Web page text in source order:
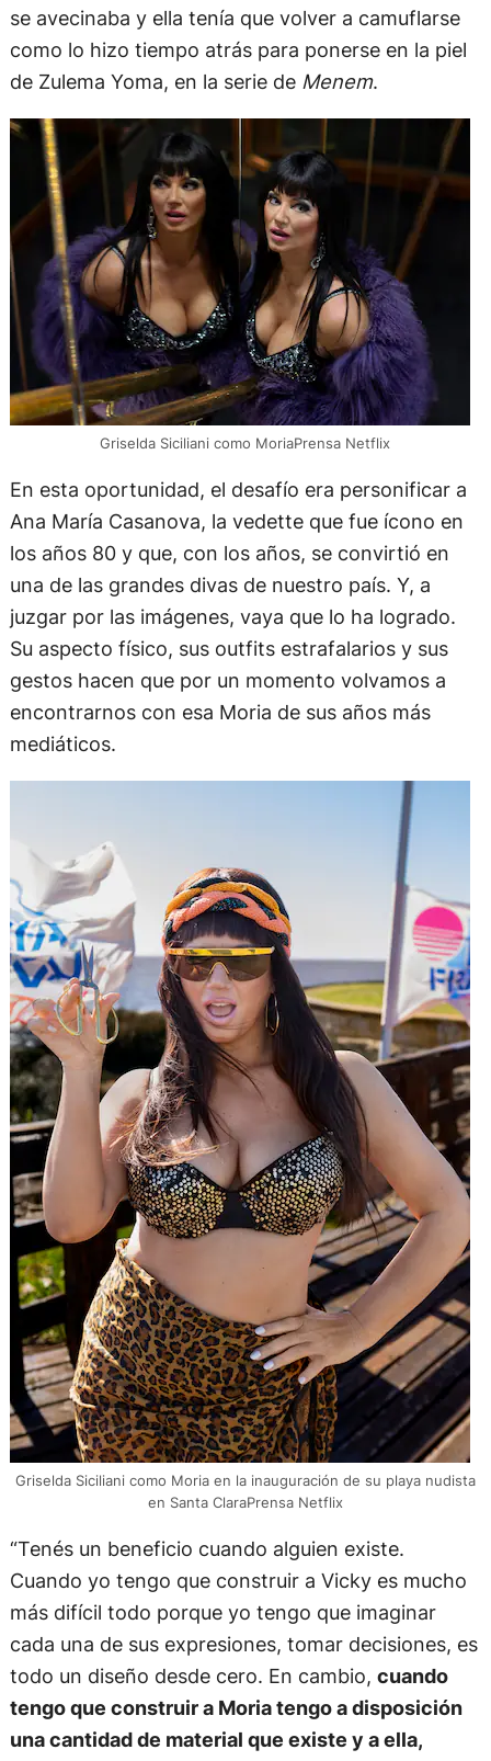
se avecinaba y ella tenía que volver a camuflarse
como lo hizo tiempo atrás para ponerse en la piel
de Zulema Yoma, en la serie de Menem.
Griselda Siciliani como MoriaPrensa Netflix
En esta oportunidad, el desafío era personificar a
Ana María Casanova, la vedette que fue ícono en
los años 80 y que, con los años, se convirtió en
una de las grandes divas de nuestro país. Y, a
juzgar por las imágenes, vaya que lo ha logrado.
Su aspecto físico, sus outfits estrafalarios y sus
gestos hacen que por un momento volvamos a
encontrarnos con esa Moria de sus años más
mediáticos.
Griselda Siciliani como Moria en la inauguración de su playa nudista
en Santa ClaraPrensa Netflix
“Tenés un beneficio cuando alguien existe.
Cuando yo tengo que construir a Vicky es mucho
más difícil todo porque yo tengo que imaginar
cada una de sus expresiones, tomar decisiones, es
todo un diseño desde cero. En cambio, cuando
tengo que construir a Moria tengo a disposición
una cantidad de material que existe y a ella,